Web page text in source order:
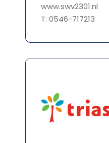
www.swv2301.nl
T: 0546-717213